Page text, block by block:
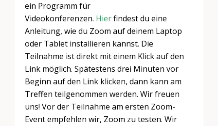
ein Programm für
Videokonferenzen. Hierfindest du eine
Anleitung, wie du Zoom auf deinem Laptop
oder Tablet installieren kannst. Die
Teilnahme ist direkt mit einem Klick auf den
Link möglich. Spätestens drei Minuten vor
Beginn auf den Link klicken, dann kann am
Treffen teilgenommen werden. Wir freuen
uns! Vor der Teilnahme am ersten Zoom-
Event empfehlen wir, Zoom zu testen. Wir